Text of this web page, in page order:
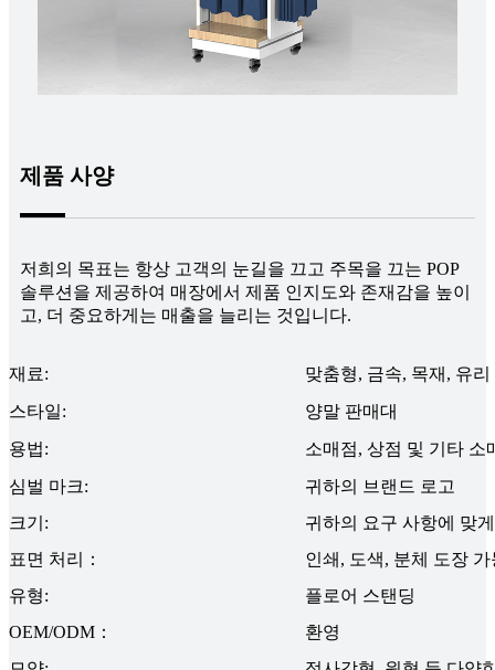
제품 사양
저희의 목표는 항상 고객의 눈길을 끄고 주목을 끄는 POP
솔루션을 제공하여 매장에서 제품 인지도와 존재감을 높이
고, 더 중요하게는 매출을 늘리는 것입니다.
재료:
맞춤형, 금속, 목재, 유리
스타일:
양말 판매대
용법:
소매점, 상점 및 기타 소
심벌 마크:
귀하의 브랜드 로고
크기:
귀하의 요구 사항에 맞
표면 처리：
인쇄, 도색, 분체 도장 가
유형:
플로어 스탠딩
OEM/ODM：
환영